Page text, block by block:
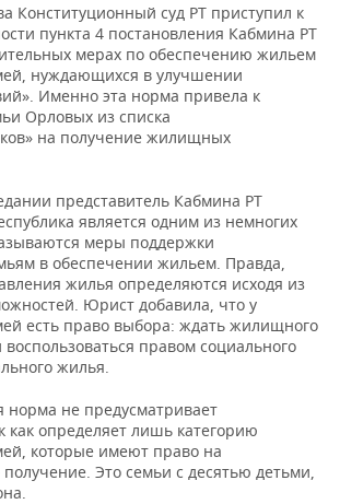
Конституционный суд РТ приступил к
пункта 4 постановления Кабмина РТ
мерах по обеспечению жильем
нуждающихся в улучшении
Именно эта норма привела к
Орловых из списка
на получение жилищных
представитель Кабмина РТ
является одним из немногих
меры поддержки
в обеспечении жильем. Правда,
жилья определяются исходя из
Юрист добавила, что у
есть право выбора: ждать жилищного
правом социального
жилья.
не предусматривает
как определяет лишь категорию
которые имеют право на
Это семьи с десятью детьми,